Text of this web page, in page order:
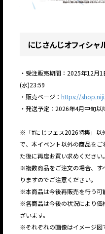
にじさんじオフィシ
・受注販売期間：2025年12月
(水)23:59
・販売ページ： https://
・発送予定：2026年4月中旬以
※「#にじフェス2026特集」以
で、本イベント以外の商品を
た後に再度お買い求めください。
※複数商品をご注文の場合、す
りますのでご注意ください。
※本商品は今後再販売を行う可
※各商品は今後の状況により価
ざいます。
※それぞれの画像はイメージ図